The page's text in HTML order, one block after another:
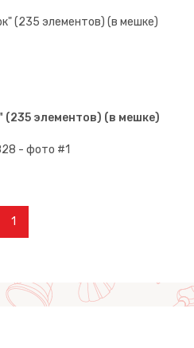
(235 элементов) (в мешке)
1